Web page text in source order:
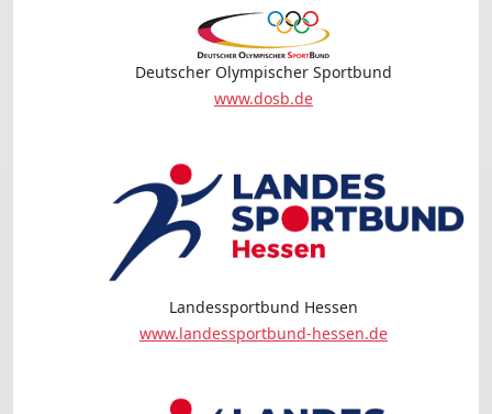
Deutscher Olympischer Sportbund
www.dosb.de
Landessportbund Hessen
www.landessportbund-hessen.de